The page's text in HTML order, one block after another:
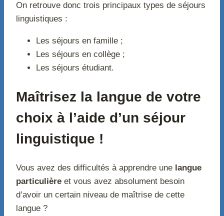
On retrouve donc trois principaux types de séjours
linguistiques :
Les séjours en famille ;
Les séjours en collège ;
Les séjours étudiant.
Maîtrisez la langue de votre
choix à l’aide d’un séjour
linguistique !
Vous avez des difficultés à apprendre une langue
particulière et vous avez absolument besoin
d’avoir un certain niveau de maîtrise de cette
langue ?